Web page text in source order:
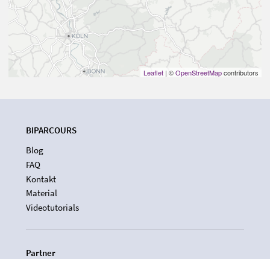
Leaflet | ©OpenStreetMapcontributors
BIPARCOURS
Blog
FAQ
Kontakt
Material
Videotutorials
Partner